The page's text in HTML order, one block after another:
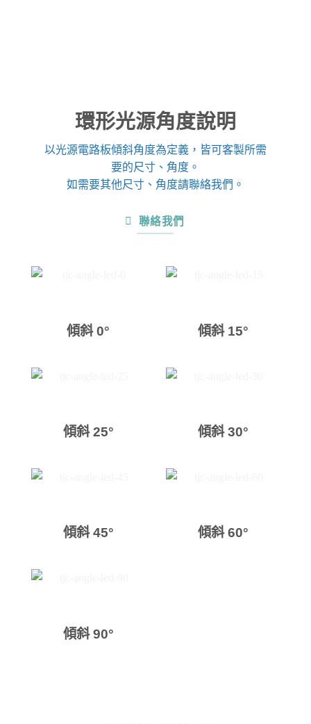
環形光源角度說明
以光源電路板傾斜角度為定義，皆可客製所需
要的尺寸、角度。
如需要其他尺寸、角度請聯絡我們。
聯絡我們
傾斜 0° 傾斜 15°
傾斜 25° 傾斜 30°
傾斜 45° 傾斜 60°
傾斜 90°